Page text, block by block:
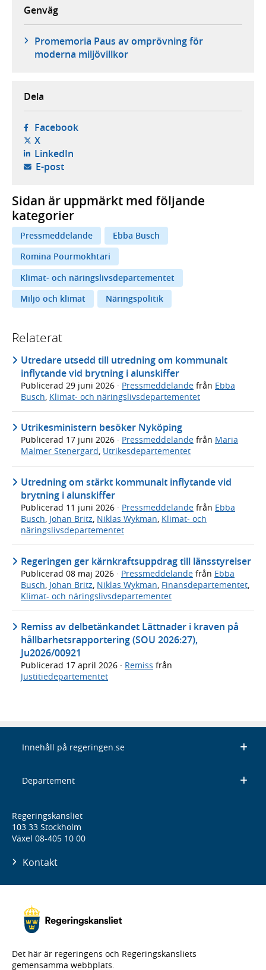
Genväg
Promemoria Paus av omprövning för
moderna miljövillkor
Dela
Facebook- öppnas i ny flik, extern webbplats,
X- öppnas i ny flik, extern webbplats,
LinkedIn- öppnas i ny flik, extern webbplats,
E-post- öppnar din e-postklient,
Sidan är uppmärkt med följande
kategorier
Pressmeddelande
Ebba Busch
Romina Pourmokhtari
Klimat- och näringslivsdepartementet
Miljö och klimat
Näringspolitik
Relaterat
Utredare utsedd till utredning om kommunalt
inflytande vid brytning i alunskiffer
Publicerad 29 juni 2026 · Pressmeddelande från Ebba
Busch Klimat- och näringslivsdepartementet
Utrikesministern besöker Nyköping
Publicerad 17 juni 2026 · Pressmeddelande från Maria
Malmer Stenergard, Utrikesdepartementet
Utredning om stärkt kommunalt inflytande vid
brytning i alunskiffer
Publicerad 11 juni 2026 · Pressmeddelande från Ebba
Busch, Johan Britz, Niklas Wykman, Klimat- och
näringslivsdepartementet
Regeringen ger kärnkraftsuppdrag till länsstyrelser
Publicerad 08 maj 2026 · Pressmeddelande från Ebba
Busch Johan Britz Niklas Wykman Finansdepartementet
Klimat- och näringslivsdepartementet
Remiss av delbetänkandet Lättnader i kraven på
hållbarhetsrapportering (SOU 2026:27),
Ju2026/00921
Publicerad 17 april 2026 · Remiss från
Justitiedepartementet
Innehåll på regeringen.se
Departement
Regeringskansliet
103 33 Stockholm
Växel 08-405 10 00
Kontakt
Det här är regeringens och Regeringskansliets
gemensamma webbplats.